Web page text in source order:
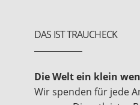
DAS IST TRAUCHECK
Die Welt ein klein
Wir spenden für jede